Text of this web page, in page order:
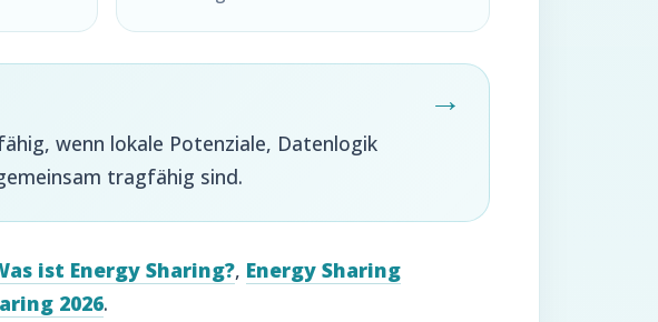
wenn lokale Potenziale, Datenlogik
tragfähig sind.
ist Energy Sharing?, Energy Sharing
2026.